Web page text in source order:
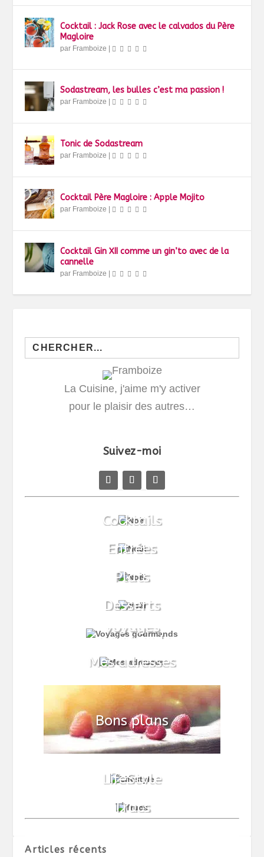
Cocktail : Jack Rose avec le calvados du Père
Magloire
par Framboize |
Sodastream, les bulles c’est ma passion !
par Framboize |
Tonic de Sodastream
par Framboize |
Cocktail Père Magloire : Apple Mojito
par Framboize |
Cocktail Gin XII comme un gin’to avec de la
cannelle
par Framboize |
Search
for:
La Cuisine, j'aime m'y activer
pour le plaisir des autres…
Suivez-moi
Articles récents